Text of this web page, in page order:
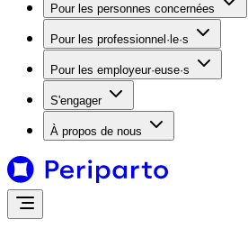
Pour les personnes concernées
Pour les professionnel·le·s
Pour les employeur·euse·s
S'engager
À propos de nous